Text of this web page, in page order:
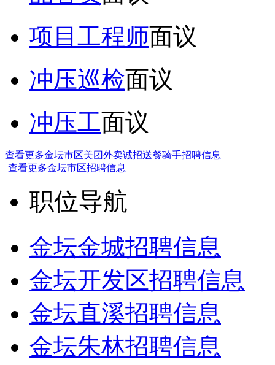
项目工程师面议
冲压巡检面议
冲压工面议
查看更多金坛市区美团外卖诚招送餐骑手招聘信息
查看更多金坛市区招聘信息
职位导航
金坛金城招聘信息
金坛开发区招聘信息
金坛直溪招聘信息
金坛朱林招聘信息